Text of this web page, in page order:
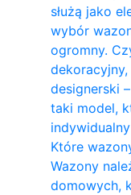
służą jako
wybór
ogromny.
designerski
taki model,
Które
Wazony
domowych,